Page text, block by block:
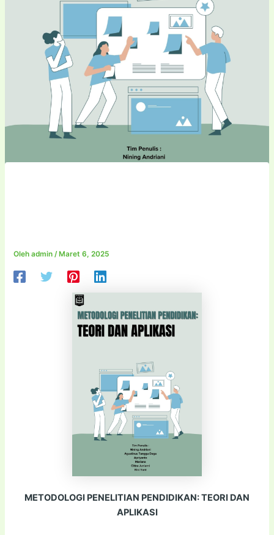
Olehadmin/ Maret 6, 2025
METODOLOGI PENELITIAN PENDIDIKAN: TEORI DAN
APLIKASI